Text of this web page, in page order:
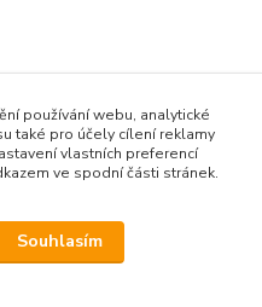
jej doporučujeme
používání webu, analytické
také pro účely cílení reklamy
vlastních preferencí
ve spodní části stránek.
Souhlasím